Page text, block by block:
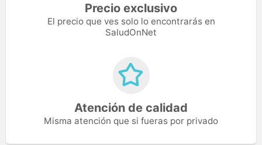
Precio exclusivo
El precio que ves solo lo encontrarás en
SaludOnNet
Atención de calidad
Misma atención que si fueras por privado